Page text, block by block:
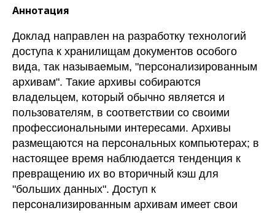
Аннотация
Доклад направлен на разработку технологий
доступа к хранилищам документов особого
вида, так называемым, "персонализированным
архивам". Такие архивы собираются
владельцем, который обычно является и
пользователям, в соответствии со своими
профессиональными интересами. Архивы
размещаются на персональных компьютерах; в
настоящее время наблюдается тенденция к
превращению их во вторичный кэш для
"больших данных". Доступ к
персонализированным архивам имеет свои